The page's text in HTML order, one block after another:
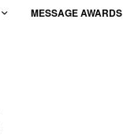
MESSAGE AWARDS